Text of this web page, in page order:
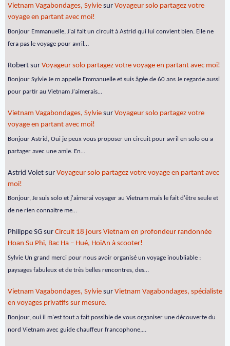
Vietnam Vagabondages, Sylvie sur Voyageur solo partagez votre
voyage en partant avec moi!
Bonjour Emmanuelle, J'ai fait un circuit à Astrid qui lui convient bien. Elle ne
fera pas le voyage pour avril…
Robert sur Voyageur solo partagez votre voyage en partant avec moi!
Bonjour Sylvie Je m appelle Emmanuelle et suis âgée de 60 ans Je regarde aussi
pour partir au Vietnam J'aimerais…
Vietnam Vagabondages, Sylvie sur Voyageur solo partagez votre
voyage en partant avec moi!
Bonjour Astrid, Oui je peux vous proposer un circuit pour avril en solo ou a
partager avec une amie. En…
Astrid Volet sur Voyageur solo partagez votre voyage en partant avec
moi!
Bonjour, Je suis solo et j'aimerai voyager au Vietnam mais le fait d'être seule et
de ne rien connaitre me…
Philippe SG sur Circuit 18 jours Vietnam en profondeur randonnée
Hoan Su Phi, Bac Ha – Hué, HoiAn à scooter!
Sylvie Un grand merci pour nous avoir organisé un voyage inoubliable :
paysages fabuleux et de très belles rencontres, des…
Vietnam Vagabondages, Sylvie sur Vietnam Vagabondages, spécialiste
en voyages privatifs sur mesure.
Bonjour, oui il m'est tout a fait possible de vous organiser une découverte du
nord Vietnam avec guide chauffeur francophone,…